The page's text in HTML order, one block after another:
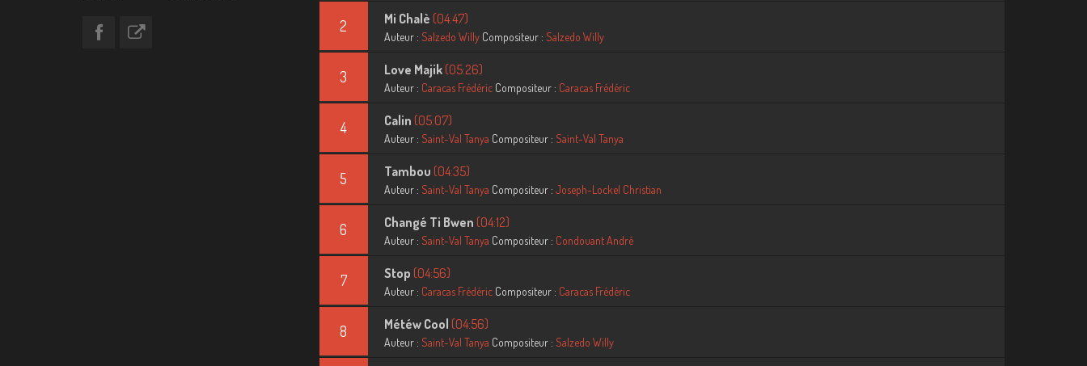
2 Mi Chalè (04:47)
Auteur : Salzedo WillyCompositeur : Salzedo Willy
3 Love Majik (05:26)
Auteur : Caracas FrédéricCompositeur : Caracas Frédéric
4 Calin (05:07)
Auteur : Saint-Val Tanya Compositeur : Saint-Val Tanya
5 Tambou (04:35)
Auteur : Saint-Val Tanya Compositeur : Joseph-Lockel Christian
6 Changé Ti Bwen (04:12)
Auteur : Saint-Val Tanya Compositeur : Condouant André
7 Stop (04:56)
Auteur : Caracas FrédéricCompositeur : Caracas Frédéric
8 Météw Cool (04:56)
Auteur : Saint-Val Tanya Compositeur : Salzedo Willy